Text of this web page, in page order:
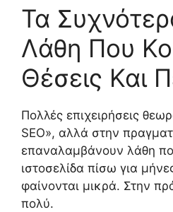
Τα
Λάθη Που
Θέσεις Και
Πολλές επιχειρήσεις
SEO», αλλά στην
επαναλαμβάνουν λάθη
ιστοσελίδα πίσω για
φαίνονται μικρά. Στην
πολύ.